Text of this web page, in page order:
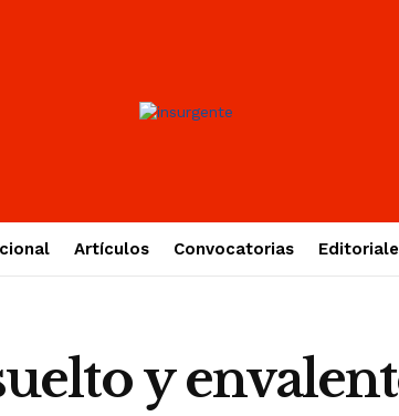
Artículos Convocatorias
y